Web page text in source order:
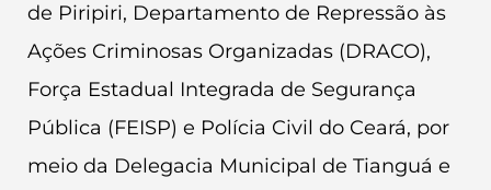
de Piripiri, Departamento de Repressão às
Ações Criminosas Organizadas (DRACO),
Força Estadual Integrada de Segurança
Pública (FEISP) e Polícia Civil do Ceará, por
meio da Delegacia Municipal de Tianguá e